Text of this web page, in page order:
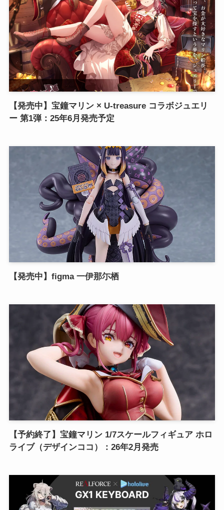
【発売中】宝鐘マリン × U-treasure コラボジュエリ
ー 第1弾：25年6月発売予定
【発売中】figma 一伊那尓栖
【予約終了】宝鐘マリン 1/7スケールフィギュア ホロ
ライブ（デザインココ）：26年2月発売